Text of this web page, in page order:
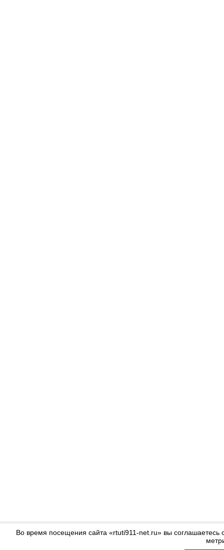
Во время посещения сайта «rtuti911-net.ru» вы